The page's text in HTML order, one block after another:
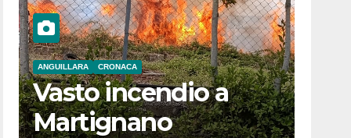
ANGUILLARA CRONACA
Vasto incendio a
Martignano